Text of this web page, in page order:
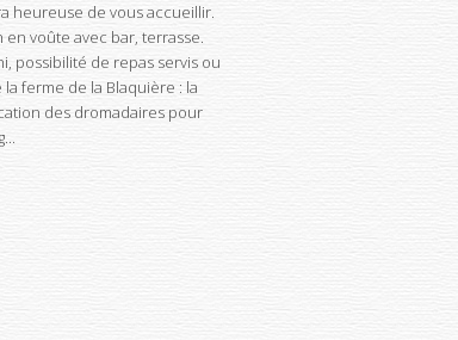
heureuse de vous accueillir.
voûte avec bar, terrasse.
possibilité de repas servis ou
ferme de la Blaquière : la
des dromadaires pour